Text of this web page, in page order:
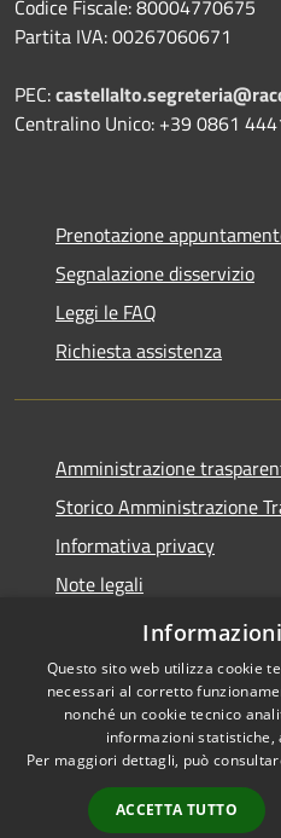
Codice Fiscale: 80004770675
Partita IVA: 00267060671
PEC:
Centralino Unico: +39 0861
Prenotazione
Segnalazione disservizio
Leggi le FAQ
Richiesta assistenza
Amministrazione
Storico Amministrazione
Informativa privacy
Note legali
Dichiarazione di accessibilità
Accessibilità
Questo sito web utilizza cookie
necessari al corretto
nonché un cookie tecnico
informazioni statistiche,
Per maggiori dettagli, può
ACCETTA TUTTO